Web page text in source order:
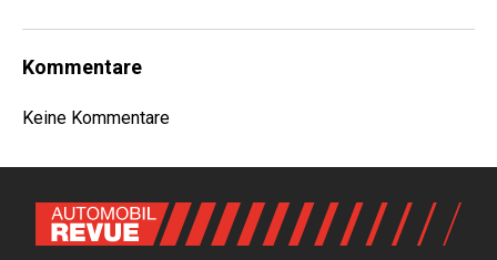
Kommentare
Keine Kommentare